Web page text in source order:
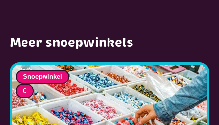
Meer snoepwinkels
Snoepwinkel
€